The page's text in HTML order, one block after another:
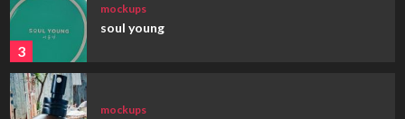
3
mockups
soul young
mockups